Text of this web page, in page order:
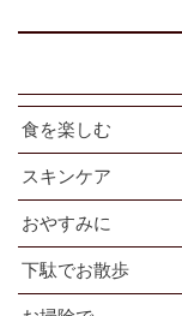
食を楽しむ
スキンケア
おやすみに
下駄でお散歩